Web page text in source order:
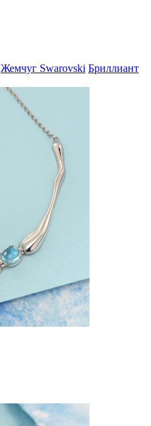
Жемчуг Swarovski Бриллиант